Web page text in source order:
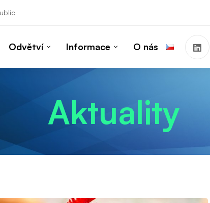
Odvětví Informace O nás
Aktuality